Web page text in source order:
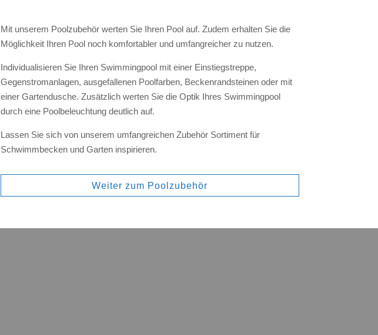
Mit unserem Poolzubehör werten Sie Ihren Pool auf. Zudem erhalten Sie die
Möglichkeit Ihren Pool noch komfortabler und umfangreicher zu nutzen.
Individualisieren Sie Ihren Swimmingpool mit einer Einstiegstreppe,
Gegenstromanlagen, ausgefallenen Poolfarben, Beckenrandsteinen oder mit
einer Gartendusche. Zusätzlich werten Sie die Optik Ihres Swimmingpool
durch eine Poolbeleuchtung deutlich auf.
Lassen Sie sich von unserem umfangreichen Zubehör Sortiment für
Schwimmbecken und Garten inspirieren.
Weiter zum Poolzubehör